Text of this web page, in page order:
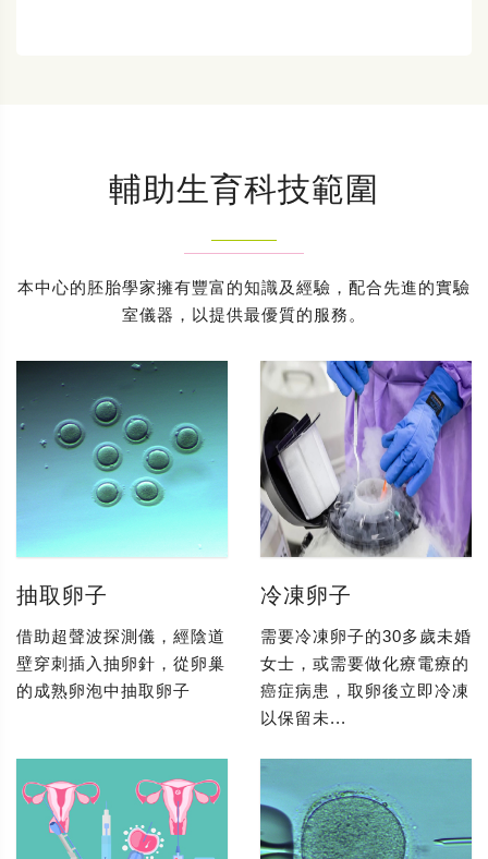
輔助生育科技範圍
本中心的胚胎學家擁有豐富的知識及經驗，配合先進的實驗
室儀器，以提供最優質的服務。
抽取卵子
借助超聲波探測儀，經陰道
壁穿刺插入抽卵針，從卵巢
的成熟卵泡中抽取卵子
冷凍卵子
需要冷凍卵子的30多歲未婚
女士，或需要做化療電療的
癌症病患，取卵後立即冷凍
以保留未...